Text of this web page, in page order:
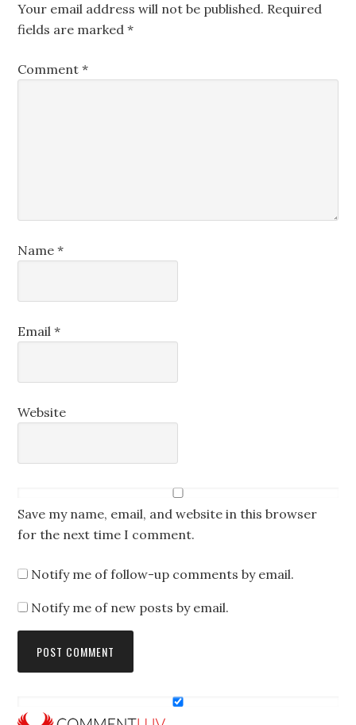
Your email address will not be published. Required
fields are marked*
Comment*
Name*
Email*
Website
Save my name, email, and website in this browser
for the next time I comment.
Notify me of follow-up comments by email.
Notify me of new posts by email.